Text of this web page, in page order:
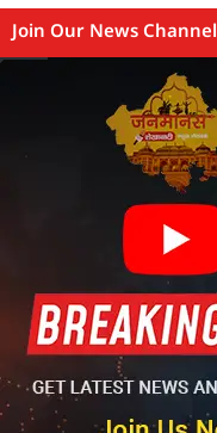
Join Our News Channel